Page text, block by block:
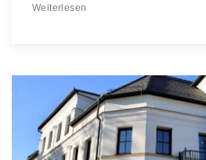
Weiterlesen